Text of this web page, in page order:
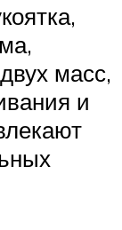
масс,
и